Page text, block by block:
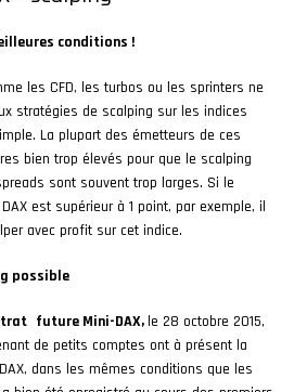
conditions !
les CFD, les turbos ou les sprinters ne
stratégies de scalping sur les indices
La plupart des émetteurs de ces
bien trop élevés pour que le scalping
sont souvent trop larges. Si le
est supérieur à 1 point, par exemple, il
avec profit sur cet indice.
possible
future Mini-DAX,le 28 octobre 2015,
de petits comptes ont à présent la
dans les mêmes conditions que les